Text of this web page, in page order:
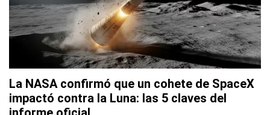
La NASA confirmó que un cohete de SpaceX
impactó contra la Luna: las 5 claves del